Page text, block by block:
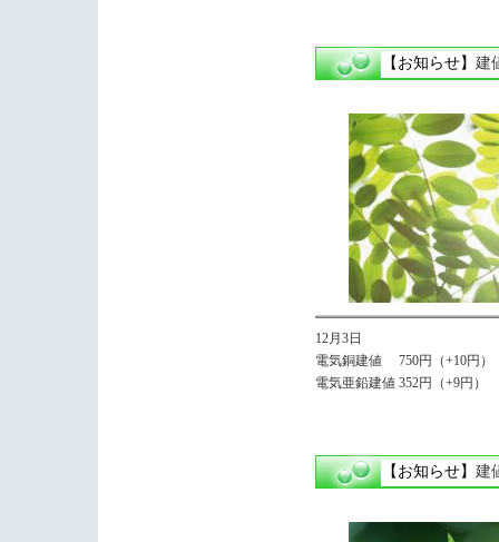
【お知らせ】 建
12月3日
電気銅建値 750円（+10円）
電気亜鉛建値 352円（+9円）
【お知らせ】 建